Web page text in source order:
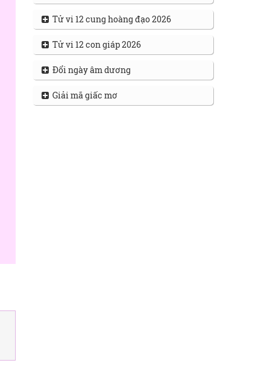
Tử vi 12 cung hoàng đạo 2026
Tử vi 12 con giáp 2026
Đổi ngày âm dương
Giải mã giấc mơ